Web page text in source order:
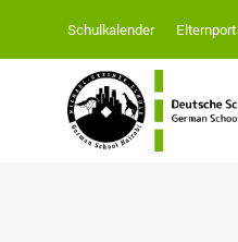
Schulkalender